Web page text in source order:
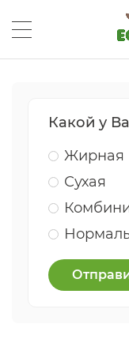
Какой у
Жирная
Сухая